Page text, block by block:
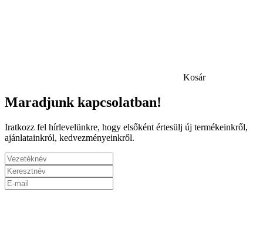
Kosár
Maradjunk kapcsolatban!
Iratkozz fel hírlevelünkre, hogy elsőként értesülj új termékeinkről,
ajánlatainkról, kedvezményeinkről.